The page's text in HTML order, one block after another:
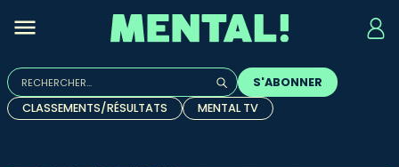
Rechercher :
Quand les résultats de l'auto-complétion sont
S'ABONNER
CLASSEMENTS/RÉSULTATS
MENTAL TV